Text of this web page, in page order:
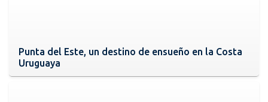
Punta del Este, un destino de ensueño en la Costa
Uruguaya